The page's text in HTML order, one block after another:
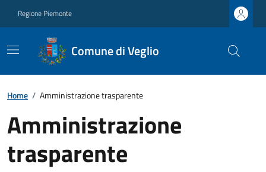
Regione Piemonte
Comune di Veglio
Home / Amministrazione trasparente
Amministrazione
trasparente